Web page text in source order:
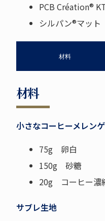
PCB Création®
シルパン®マッ
材料
材料
小さなコーヒーメレンゲ
75g 卵白
150g 砂糖
20g コーヒー濃
サブレ生地